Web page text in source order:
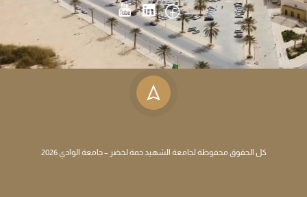
كل الحقوق محفوظة لجامعة الشهيد حمة لخضر – جامعة الوادي 2026